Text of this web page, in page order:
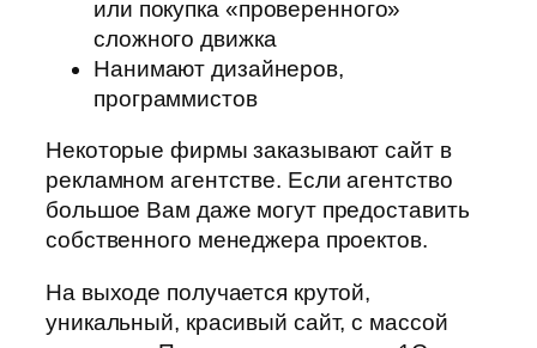
или покупка «проверенного»
сложного движка
Нанимают дизайнеров,
программистов
Некоторые фирмы заказывают сайт в
рекламном агентстве. Если агентство
большое Вам даже могут предоставить
собственного менеджера проектов.
На выходе получается крутой,
уникальный, красивый сайт, с массой